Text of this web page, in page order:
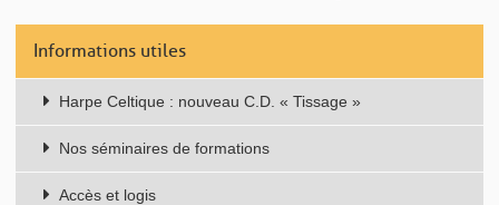
Informations utiles
Harpe Celtique : nouveau C.D. « Tissage »
Nos séminaires de formations
Accès et logis